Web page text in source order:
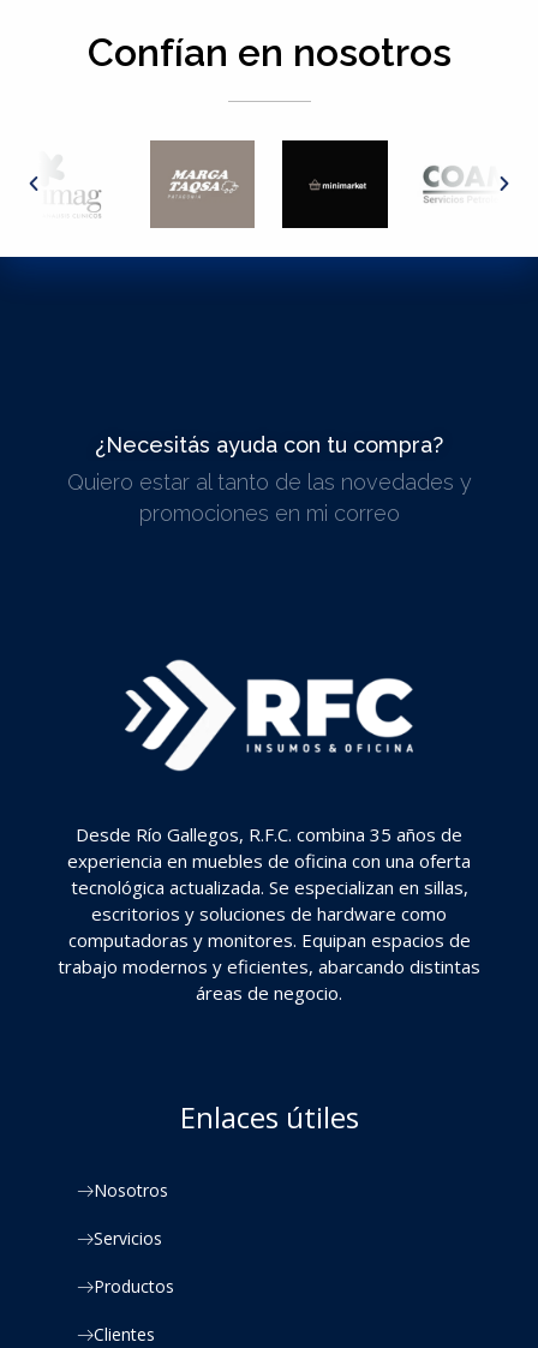
Confían en nosotros
¿Necesitás ayuda con tu compra?
ESCRIBINOS
Quiero estar al tanto de las novedades y
promociones en mi correo
Desde Río Gallegos, R.F.C. combina 35 años de
experiencia en muebles de oficina con una oferta
tecnológica actualizada. Se especializan en sillas,
escritorios y soluciones de hardware como
computadoras y monitores. Equipan espacios de
trabajo modernos y eficientes, abarcando distintas
áreas de negocio.
Enlaces útiles
Nosotros
Servicios
Productos
Clientes